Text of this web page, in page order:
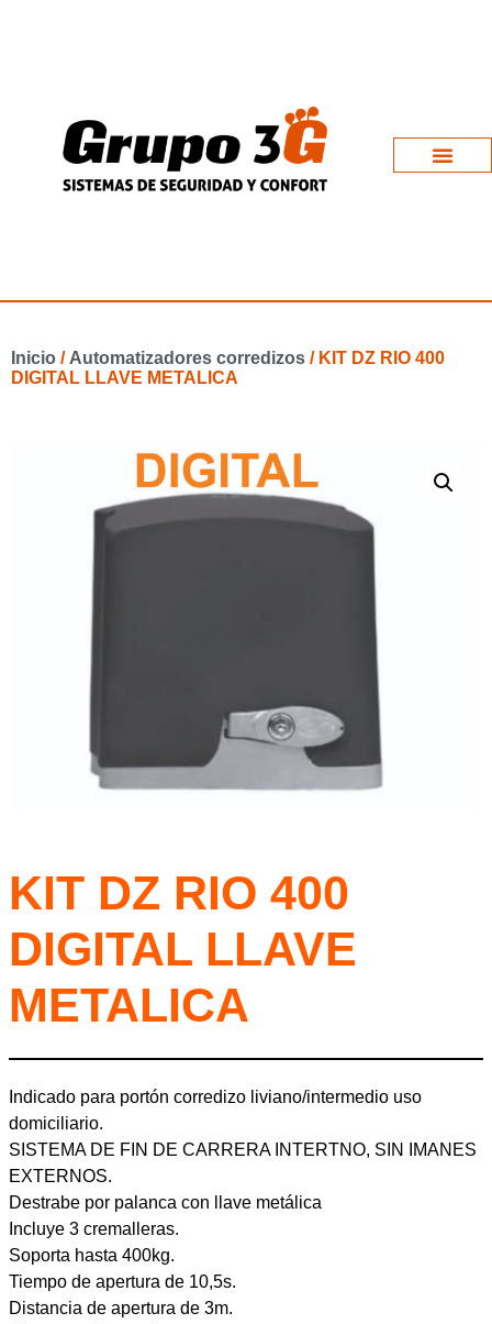
Inicio / Automatizadores corredizos / KIT DZ RIO 400
DIGITAL LLAVE METALICA
KIT DZ RIO 400
DIGITAL LLAVE
METALICA
Indicado para portón corredizo liviano/intermedio uso
domiciliario.
SISTEMA DE FIN DE CARRERA INTERTNO, SIN IMANES
EXTERNOS.
Destrabe por palanca con llave metálica
Incluye 3 cremalleras.
Soporta hasta 400kg.
Tiempo de apertura de 10,5s.
Distancia de apertura de 3m.